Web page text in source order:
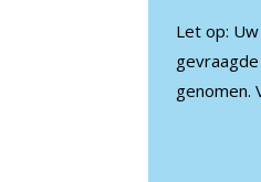
Let op:
genomen.